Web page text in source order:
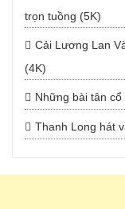
trọn tuồng (5K)
Cải Lương Lan
(4K)
Những bài tân
Thanh Long hát